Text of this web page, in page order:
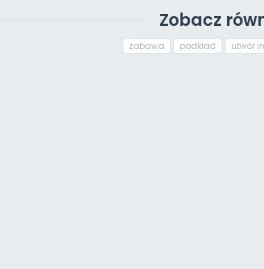
Zobacz
zabawa podkład utwór